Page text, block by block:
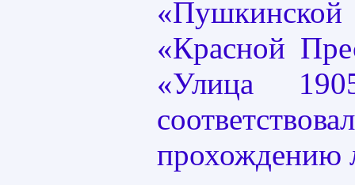
«Красной
«Улица
прохождению